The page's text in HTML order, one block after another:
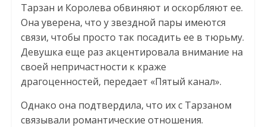
Тарзан и Королева обвиняют и оскорбляют ее.
Она уверена, что у звездной пары имеются
связи, чтобы просто так посадить ее в тюрьму.
Девушка еще раз акцентировала внимание на
своей непричастности к краже
драгоценностей, передает «Пятый канал».
Однако она подтвердила, что их с Тарзаном
связывали романтические отношения.